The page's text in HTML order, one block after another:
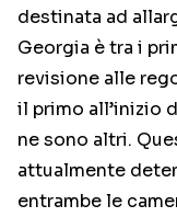
destinata ad
Georgia è tra i
revisione alle
il primo all’inizio
ne sono altri.
attualmente
entrambe le